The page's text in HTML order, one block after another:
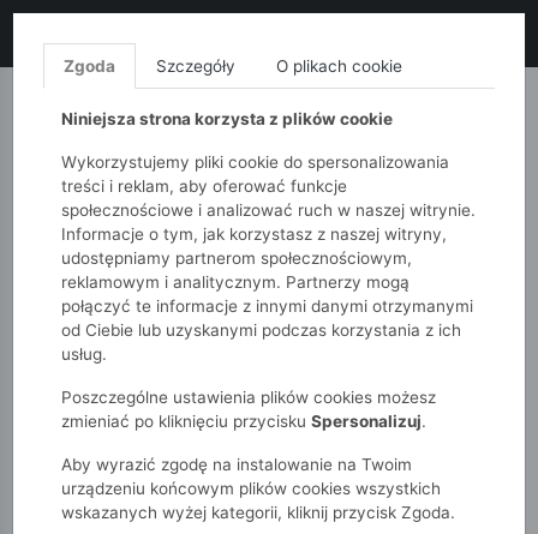
MONNARI QUIOSQUE
51015kids
Dziewczynki 7-12 lat
Koszulka na ramiączkach z kokardkami
Zgoda Szczegóły O plikach cookie
Niniejsza strona korzysta z plików cookie
Wykorzystujemy pliki cookie do spersonalizowania
treści i reklam, aby oferować funkcje
społecznościowe i analizować ruch w naszej witrynie.
Informacje o tym, jak korzystasz z naszej witryny,
udostępniamy partnerom społecznościowym,
reklamowym i analitycznym. Partnerzy mogą
połączyć te informacje z innymi danymi otrzymanymi
od Ciebie lub uzyskanymi podczas korzystania z ich
usług.
Poszczególne ustawienia plików cookies możesz
zmieniać po kliknięciu przycisku Spersonalizuj.
Aby wyrazić zgodę na instalowanie na Twoim
urządzeniu końcowym plików cookies wszystkich
wskazanych wyżej kategorii, kliknij przycisk Zgoda.